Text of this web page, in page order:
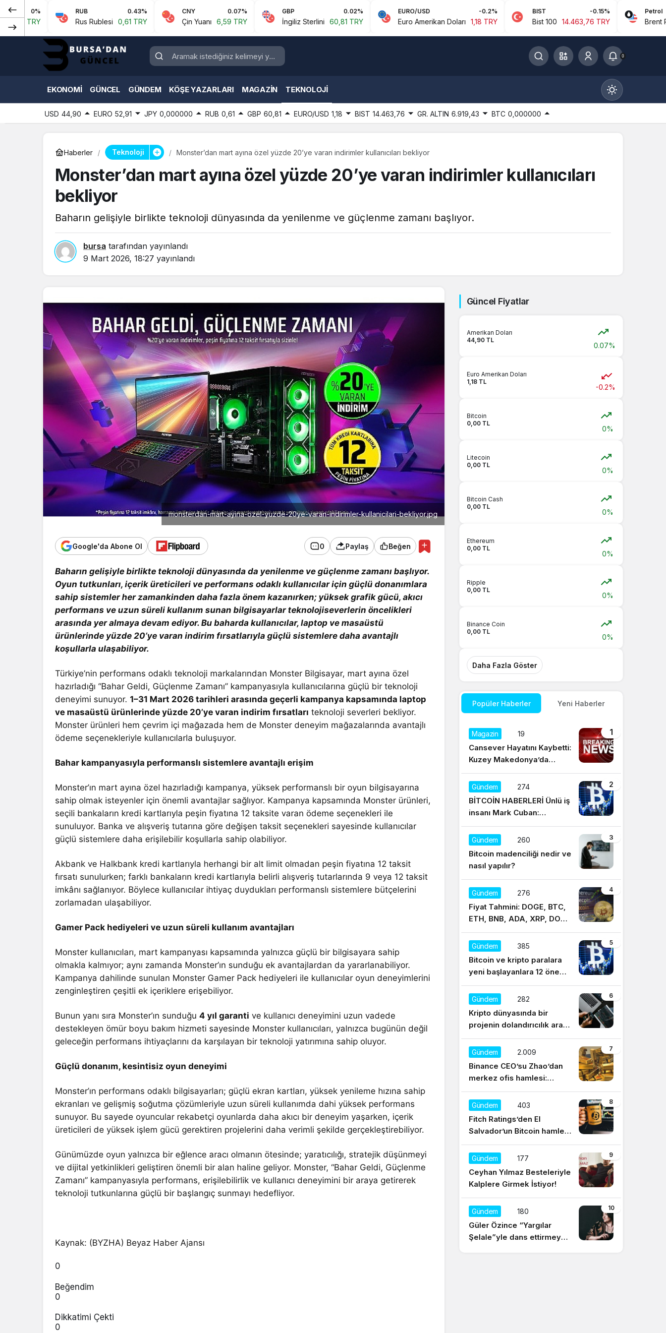
RUB
Rus Rublesi 0,61 TRY
CNY 0.07%
Çin Yuanı 6,59 TRY
GBP
İngiliz Sterlini 60,81 TRY
EURO/USD
Euro Amerikan Doları 1,18 TRY
BIST
Bist 100 14.463,76 TRY
Petrol
Brent Petrol
0
EKONOMI GÜNCEL GÜNDEM KÖŞE YAZARLARI MAGAZIN TEKNOLOJI
Gündüz Modu
Gündüz modunu seçin.
USD 44,90 EURO 52,91 JPY 0,000000 RUB 0,61 GBP 60,81 EURO/USD 1,18 BIST 14.463,76 GR. ALTIN 6.919,43 BTC 0,000000
Haberler Teknoloji Monster’dan mart ayına özel yüzde 20’ye varan indirimler kullanıcıları bekliyor
Monster’dan mart ayına özel yüzde 20’ye varan indirimler kullanıcıları
bekliyor
Baharın gelişiyle birlikte teknoloji dünyasında da yenilenme ve güçlenme zamanı başlıyor.
bursa tarafından yayınlandı
9 Mart 2026, 18:27 yayınlandı
monsterdan-mart-ayina-ozel-yuzde-20ye-varan-indirimler-kullanicilari-bekliyor.jpg
Google'da Abone Ol 0 Paylaş Beğen
Baharın gelişiyle birlikte teknoloji dünyasında da yenilenme ve güçlenme zamanı başlıyor.
Oyun tutkunları, içerik üreticileri ve performans odaklı kullanıcılar için güçlü donanımlara
sahip sistemler her zamankinden daha fazla önem kazanırken; yüksek grafik gücü, akıcı
performans ve uzun süreli kullanım sunan bilgisayarlar teknolojiseverlerin öncelikleri
arasında yer almaya devam ediyor. Bu baharda kullanıcılar, laptop ve masaüstü
ürünlerinde yüzde 20’ye varan indirim fırsatlarıyla güçlü sistemlere daha avantajlı
koşullarla ulaşabiliyor.
Türkiye’nin performans odaklı teknoloji markalarından Monster Bilgisayar, mart ayına özel
hazırladığı “Bahar Geldi, Güçlenme Zamanı” kampanyasıyla kullanıcılarına güçlü bir teknoloji
deneyimi sunuyor.1–31 Mart 2026 tarihleri arasında geçerli kampanya kapsamında laptop
ve masaüstü ürünlerinde yüzde 20’ye varan indirim fırsatları teknoloji severleri bekliyor.
Monster ürünleri hem çevrim içi mağazada hem de Monster deneyim mağazalarında avantajlı
ödeme seçenekleriyle kullanıcılarla buluşuyor.
Bahar kampanyasıyla performanslı sistemlere avantajlı erişim
Monster’ın mart ayına özel hazırladığı kampanya, yüksek performanslı bir oyun bilgisayarına
sahip olmak isteyenler için önemli avantajlar sağlıyor. Kampanya kapsamında Monster ürünleri,
seçili bankaların kredi kartlarıyla peşin fiyatına 12 taksite varan ödeme seçenekleri ile
sunuluyor. Banka ve alışveriş tutarına göre değişen taksit seçenekleri sayesinde kullanıcılar
güçlü sistemlere daha erişilebilir koşullarla sahip olabiliyor.
Akbank ve Halkbank kredi kartlarıyla herhangi bir alt limit olmadan peşin fiyatına 12 taksit
fırsatı sunulurken; farklı bankaların kredi kartlarıyla belirli alışveriş tutarlarında 9 veya 12 taksit
imkânı sağlanıyor. Böylece kullanıcılar ihtiyaç duydukları performanslı sistemlere bütçelerini
zorlamadan ulaşabiliyor.
Gamer Pack hediyeleri ve uzun süreli kullanım avantajları
Monster kullanıcıları, mart kampanyası kapsamında yalnızca güçlü bir bilgisayara sahip
olmakla kalmıyor; aynı zamanda Monster’ın sunduğu ek avantajlardan da yararlanabiliyor.
Kampanya dahilinde sunulan Monster Gamer Pack hediyeleri ile kullanıcılar oyun deneyimlerini
zenginleştiren çeşitli ek içeriklere erişebiliyor.
Bunun yanı sıra Monster’ın sunduğu4 yıl garanti ve kullanıcı deneyimini uzun vadede
destekleyen ömür boyu bakım hizmeti sayesinde Monster kullanıcıları, yalnızca bugünün değil
geleceğin performans ihtiyaçlarını da karşılayan bir teknoloji yatırımına sahip oluyor.
Güçlü donanım, kesintisiz oyun deneyimi
Monster’ın performans odaklı bilgisayarları; güçlü ekran kartları, yüksek yenileme hızına sahip
ekranları ve gelişmiş soğutma çözümleriyle uzun süreli kullanımda dahi yüksek performans
sunuyor. Bu sayede oyuncular rekabetçi oyunlarda daha akıcı bir deneyim yaşarken, içerik
üreticileri de yüksek işlem gücü gerektiren projelerini daha verimli şekilde gerçekleştirebiliyor.
Günümüzde oyun yalnızca bir eğlence aracı olmanın ötesinde; yaratıcılığı, stratejik düşünmeyi
ve dijital yetkinlikleri geliştiren önemli bir alan haline geliyor. Monster, “Bahar Geldi, Güçlenme
Zamanı” kampanyasıyla performans, erişilebilirlik ve kullanıcı deneyimini bir araya getirerek
teknoloji tutkunlarına güçlü bir başlangıç sunmayı hedefliyor.
Kaynak: (BYZHA) Beyaz Haber Ajansı
0
Beğendim
0
Dikkatimi Çekti
0
Güncel Fiyatlar
Amerikan Doları
44,90 TL
0.07%
Euro Amerikan Doları
1,18 TL
-0.2%
Bitcoin
0,00 TL
0%
Litecoin
0,00 TL
0%
Bitcoin Cash
0,00 TL
0%
Ethereum
0,00 TL
0%
Ripple
0,00 TL
0%
Binance Coin
0,00 TL
0%
Daha Fazla Göster
Popüler Haberler Yeni Haberler
1
Magazin 19
Cansever Hayatını Kaybetti:
Kuzey Makedonya’da
Toprağa Verilecek
2
Gündem 274
BİTCOİN HABERLERİ Ünlü iş
insanı Mark Cuban:
Satışların yüzde 95’i
Dogecoin ile
3
Gündem 260
Bitcoin madenciliği nedir ve
nasıl yapılır?
4
Gündem 276
Fiyat Tahmini: DOGE, BTC,
ETH, BNB, ADA, XRP, DOT,
UNI, SOL, LTC
5
Gündem 385
Bitcoin ve kripto paralara
yeni başlayanlara 12 önemli
tavsiye
6
Gündem 282
Kripto dünyasında bir
projenin dolandırıcılık aracı
olduğu nasıl anlaşılır?
7
Gündem 2.009
Binance CEO’su Zhao’dan
merkez ofis hamlesi:
Sürekli regülasyonları
düşünüyorum
8
Gündem 403
Fitch Ratings’den El
Salvador’un Bitcoin hamlesi
için olumsuz yorum
9
Gündem 177
Ceyhan Yılmaz Besteleriyle
Kalplere Girmek İstiyor!
10
Gündem 180
Güler Özince “Yargılar
Şelale”yle dans ettirmeye